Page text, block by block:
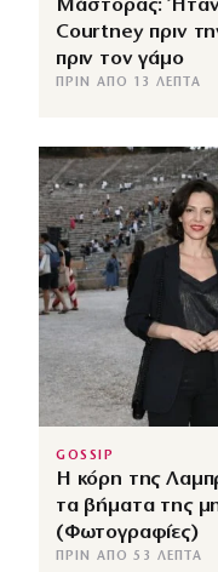
Μάστορας:
Courtney πριν
πριν τον γάμο
ΠΡΙΝ ΑΠΌ 13 ΛΕΠΤΆ
GOSSIP
Η κόρη της
τα βήματα της
(Φωτογραφίες)
ΠΡΙΝ ΑΠΌ 53 ΛΕΠΤΆ